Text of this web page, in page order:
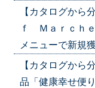
【カタログから
ｆ Ｍａｒｃｈ
メニューで新規
【カタログか
品「健康幸せ便